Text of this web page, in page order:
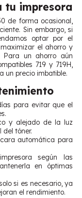
tu impresora
de forma ocasional,
Sin embargo, si
optar por el
el ahorro y
Para un ahorro aún
719 y 719H,
un precio imbatible.
para evitar que el
y alejado de la luz
tóner.
automática para
según las
en óptimas
si es necesario, ya
el rendimiento.